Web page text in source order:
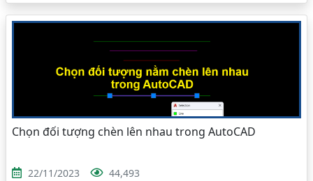
Chọn đối tượng chèn lên nhau trong AutoCAD
22/11/2023 44,493